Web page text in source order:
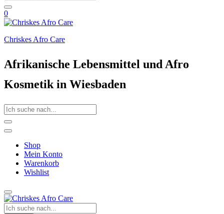
0
Chriskes Afro Care
Afrikanische Lebensmittel und Afro
Kosmetik in Wiesbaden
Shop
Mein Konto
Warenkorb
Wishlist